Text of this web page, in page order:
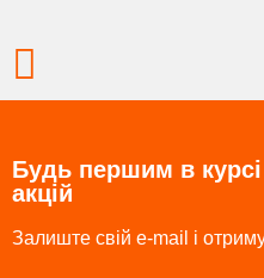
Prev
Будь першим в
акцій
Залиште свій e-mail і